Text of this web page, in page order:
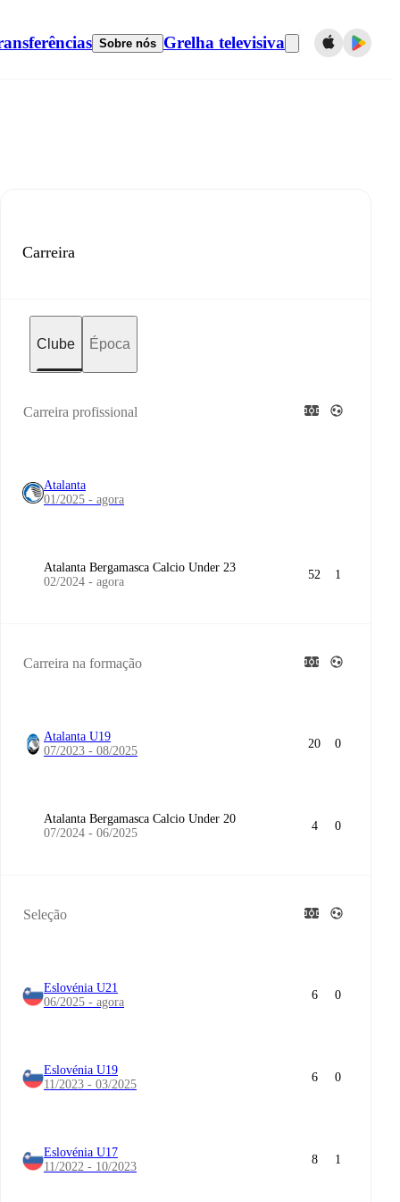
Sobre nós Grelha televisiva
Carreira
Clube Época
Carreira profissional
Atalanta
01/2025 - agora
Atalanta Bergamasca Calcio Under 23
02/2024 - agora
52 1
Carreira na formação
Atalanta U19
07/2023 - 08/2025
20 0
Atalanta Bergamasca Calcio Under 20
07/2024 - 06/2025
4 0
Seleção
Eslovénia U21
06/2025 - agora
6 0
Eslovénia U19
11/2023 - 03/2025
6 0
Eslovénia U17
11/2022 - 10/2023
8 1